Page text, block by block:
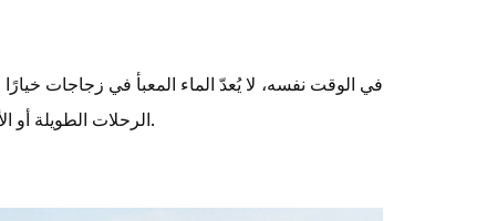
في الوقت نفسه، لا يُعدّ الماء المعبأ في زجاجات
الرحلات الطويلة أو الأنشطة الجماعية، يصبح حمل كمية كافية من الماء المعبأ غير مُجدٍ اقتصاديًا.